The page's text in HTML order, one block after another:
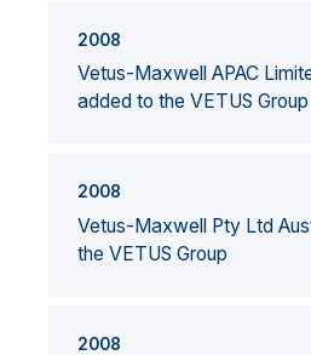
2008
Vetus-Maxwell APAC
added to the VETUS Group
2008
Vetus-Maxwell Pty Ltd
the VETUS Group
2008